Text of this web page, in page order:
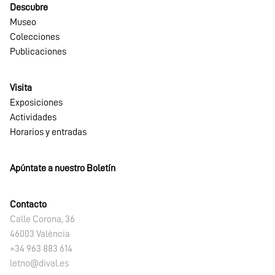
Descubre
Museo
Colecciones
Publicaciones
Visita
Exposiciones
Actividades
Horarios y entradas
Apúntate a nuestro Boletín
Contacto
Calle Corona, 36
46003 València
+34 963 883 614
letno@dival.es